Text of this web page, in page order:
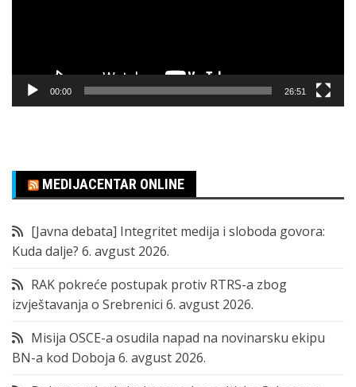
00:00 26:51
MEDIJACENTAR ONLINE
[Javna debata] Integritet medija i sloboda govora:
Kuda dalje? 6. avgust 2026.
RAK pokreće postupak protiv RTRS-a zbog
izvještavanja o Srebrenici 6. avgust 2026.
Misija OSCE-a osudila napad na novinarsku ekipu
BN-a kod Doboja 6. avgust 2026.